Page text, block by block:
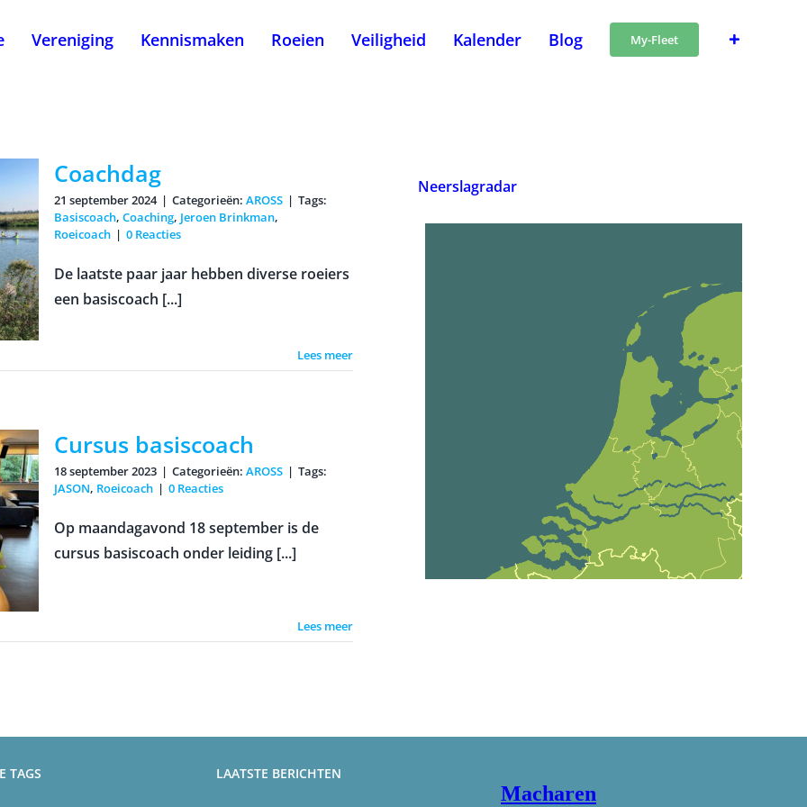
Vereniging Kennismaken Roeien Veiligheid Kalender Blog My-Fleet
Coachdag
21 september 2024 | Categorieën: AROSS | Tags:
Basiscoach, Coaching, Jeroen Brinkman,
Roeicoach | 0 Reacties
De laatste paar jaar hebben diverse roeiers
een basiscoach [...]
Lees meer
Cursus basiscoach
18 september 2023 | Categorieën: AROSS | Tags:
JASON, Roeicoach | 0 Reacties
Op maandagavond 18 september is de
cursus basiscoach onder leiding [...]
Lees meer
Neerslagradar
TAGS LAATSTE BERICHTEN